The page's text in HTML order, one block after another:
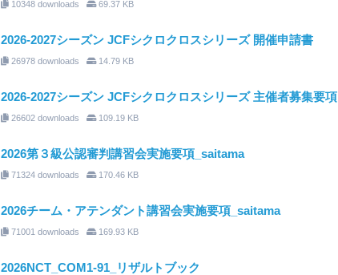
10348 downloads 69.37 KB
2026-2027シーズン JCFシクロクロスシリーズ 開催申請書
26978 downloads 14.79 KB
2026-2027シーズン JCFシクロクロスシリーズ 主催者募集要項
26602 downloads 109.19 KB
2026第３級公認審判講習会実施要項_saitama
71324 downloads 170.46 KB
2026チーム・アテンダント講習会実施要項_saitama
71001 downloads 169.93 KB
2026NCT_COM1-91_リザルトブック